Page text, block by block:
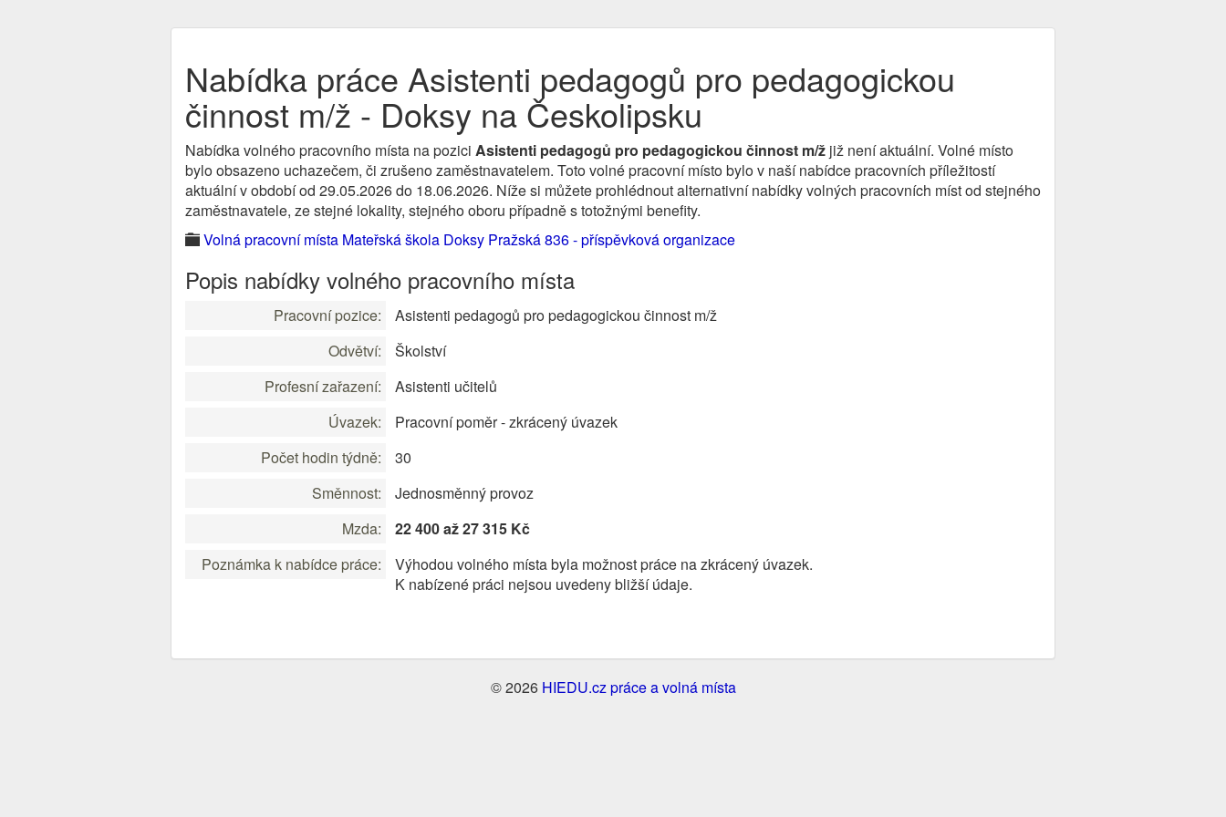
Nabídka práce Asistenti pedagogů pro pedagogickou
činnost m/ž - Doksy na Českolipsku
Nabídka volného pracovního místa na pozici Asistenti pedagogů pro pedagogickou činnost m/ž již není aktuální. Volné místo
bylo obsazeno uchazečem, či zrušeno zaměstnavatelem. Toto volné pracovní místo bylo v naší nabídce pracovních příležitostí
aktuální v období od 29.05.2026 do 18.06.2026. Níže si můžete prohlédnout alternativní nabídky volných pracovních míst od stejného
zaměstnavatele, ze stejné lokality, stejného oboru případně s totožnými benefity.
Volná pracovní místa Mateřská škola Doksy Pražská 836 - příspěvková organizace
Popis nabídky volného pracovního místa
Pracovní pozice:
Asistenti pedagogů pro pedagogickou činnost m/ž
Odvětví:
Školství
Profesní zařazení:
Asistenti učitelů
Úvazek:
Pracovní poměr - zkrácený úvazek
Počet hodin týdně:
30
Směnnost:
Jednosměnný provoz
Mzda:
22 400 až 27 315 Kč
Poznámka k nabídce práce:
Výhodou volného místa byla možnost práce na zkrácený úvazek.
K nabízené práci nejsou uvedeny bližší údaje.
© 2026 HIEDU.cz práce a volná místa